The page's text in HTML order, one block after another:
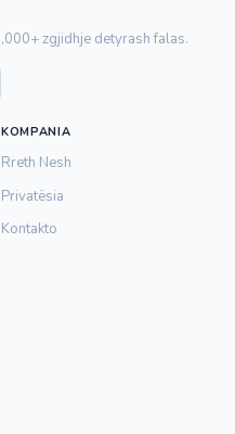
zgjidhje detyrash falas.
KOMPANIA
Rreth Nesh
Privatësia
Kontakto